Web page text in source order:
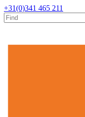
+31(0)341 465 211